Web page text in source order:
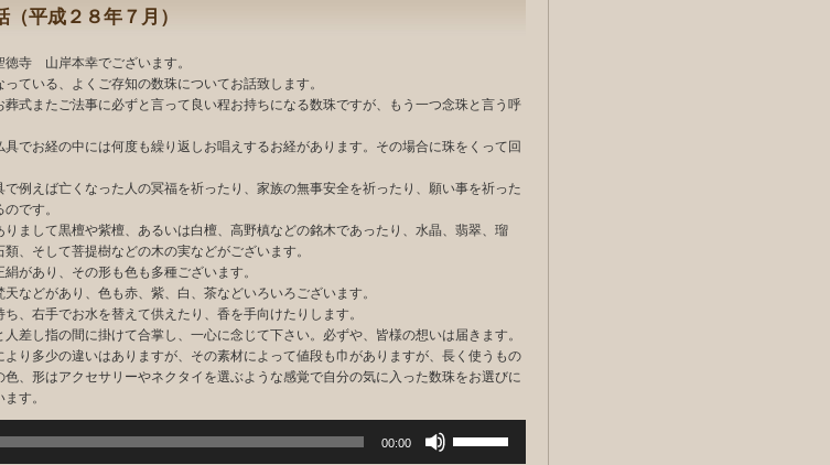
（平成２８年７月）
徳寺 山岸本幸でございます。
ている、よくご存知の数珠についてお話致します。
葬式またご法事に必ずと言って良い程お持ちになる数珠ですが、もう一つ念珠と言う呼
具でお経の中には何度も繰り返しお唱えするお経があります。その場合に珠をくって回
例えば亡くなった人の冥福を祈ったり、家族の無事安全を祈ったり、願い事を祈った
です。
りまして黒檀や紫檀、あるいは白檀、高野槙などの銘木であったり、水晶、翡翠、瑠
、そして菩提樹などの木の実などがございます。
があり、その形も色も多種ございます。
などがあり、色も赤、紫、白、茶などいろいろございます。
、右手でお水を替えて供えたり、香を手向けたりします。
人差し指の間に掛けて合掌し、一心に念じて下さい。必ずや、皆様の想いは届きます。
り多少の違いはありますが、その素材によって値段も巾がありますが、長く使うもの
色、形はアクセサリーやネクタイを選ぶような感覚で自分の気に入った数珠をお選びに
す。
00:00
リ